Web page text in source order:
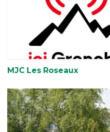
MJC Les Roseaux